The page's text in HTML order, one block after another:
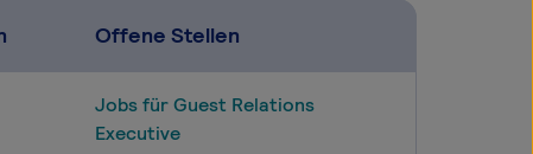
Offene Stellen
Jobs für Guest Relations
Executive